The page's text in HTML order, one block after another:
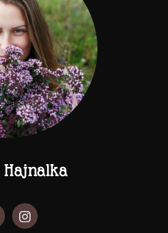
Hajnalka